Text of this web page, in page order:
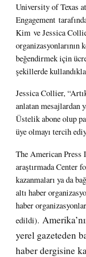
University of Texas
Engagement
Kim veJessica
beğendirmek için
şekillerde
Jessica Collier,
anlatan mesajlardan
Üstelik abone olup
üye olmayı tercih
The American Press
araştırmada Center
kazanmaları ya da
altı haber
haber
edildi).
yerel gazeteden
haber dergisine